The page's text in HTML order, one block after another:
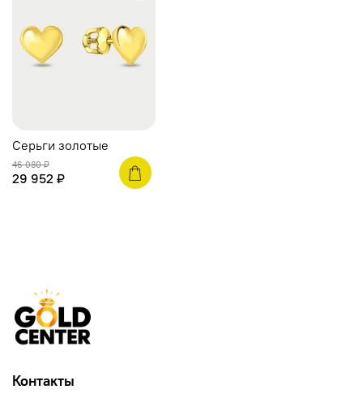
Серьги золотые
46 080 ₽
29 952 ₽
Контакты